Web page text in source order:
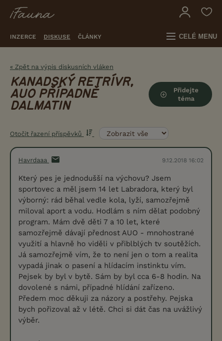
INZERCE DISKUSE ČLÁNKY CELÉ MENU
« Zpět na výpis diskusních vláken
KANADSKÝ RETRÍVR,
AUO PŘÍPADNĚ
DALMATIN
Přidejte
téma
Otočit řazení příspěvků
Havrdaaa 9.12.2018 16:02
Který pes je jednodušší na výchovu? Jsem
sportovec a měl jsem 14 let Labradora, který byl
výborný: rád běhal vedle kola, lyží, samozřejmě
miloval aport a vodu. Hodlám s ním dělat podobný
program. Mám dvě děti 7 a 10 let, které
samozřejmě dávají přednost AUO - mnohostrané
využití a hlavně ho viděli v přiblblých tv soutěžích.
Já samozřejmě vím, že to není jen o tom a realita
vypadá jinak o pasení a hlídacím instinktu vím.
Pejsek by byl v bytě. Sám by byl cca 6-8 hodin. Na
dovolené s námi, případné hlídání zařízeno.
Předem moc děkuji za názory a postřehy. Pejska
bych pořizoval až v létě. Chci si dát čas na uvážlivý
výběr.